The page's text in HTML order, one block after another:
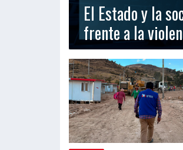
El Estado y la
frente a la